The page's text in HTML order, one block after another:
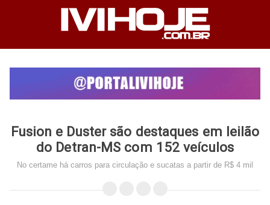
Fusion e Duster são destaques em leilão
do Detran-MS com 152 veículos
No certame há carros para circulação e sucatas a partir de R$ 4 mil